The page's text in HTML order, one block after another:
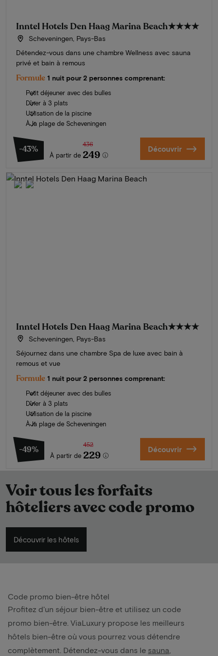
Inntel Hotels Den Haag Marina Beach★★★★
Scheveningen, Pays-Bas
Détendez-vous dans une chambre Wellness avec sauna
privé et bain à remous
Formule 1 nuit pour 2 personnes comprenant:
Petit déjeuner avec des bulles
Dîner à 3 plats
Utilisation de la piscine
À la plage de Scheveningen
-43%
À partir de
436
249 Découvrir
Inntel Hotels Den Haag Marina Beach★★★★
Scheveningen, Pays-Bas
Séjournez dans une chambre Spa de luxe avec bain à
remous et vue
Formule 1 nuit pour 2 personnes comprenant:
Petit déjeuner avec des bulles
Dîner à 3 plats
Utilisation de la piscine
À la plage de Scheveningen
-49%
À partir de
452
229 Découvrir
Voir tous les forfaits
hôteliers avec code promo
Découvrir les hôtels
Code promo bien-être hôtel
Profitez d'un séjour bien-être et utilisez un code
promo bien-être. ViaLuxury propose les meilleurs
hôtels bien-être où vous pourrez vous détendre
complètement. Détendez-vous dans le sauna